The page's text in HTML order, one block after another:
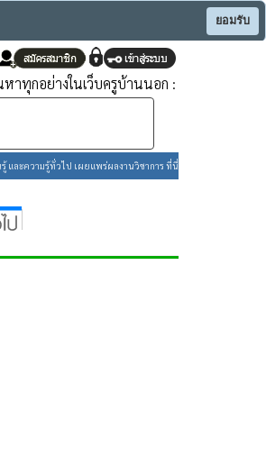
ยอมรับ
าทุกอย่างในเว็บครูบ้านนอก :
และความรู้ทั่วไป เผยแพร่ผลงานวิชาการ ที่นี่